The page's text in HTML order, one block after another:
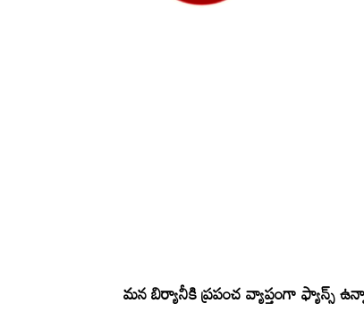
మన బిర్యానీకి ప్రపంచ వ్యాప్తంగా ఫ్యాన్స్